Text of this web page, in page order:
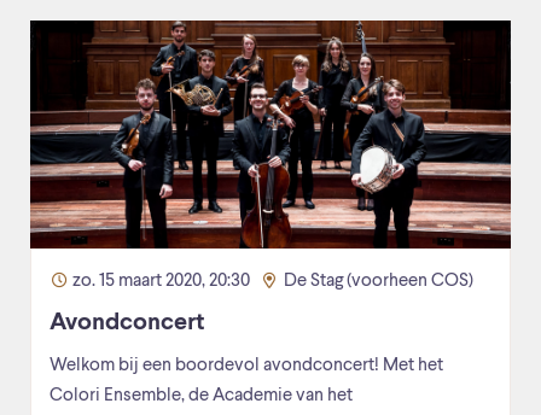
zo. 15 maart 2020, 20:30 De Stag (voorheen COS)
Avondconcert
Welkom bij een boordevol avondconcert! Met het
Colori Ensemble, de Academie van het